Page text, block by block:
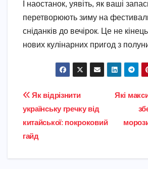
І наостанок, уявіть, як ваші
перетворюють зиму на
сніданків до вечірок. Це не
нових кулінарних пригод з
Навігація
записів
Які
Як відрізнити
українську гречку від
китайської: покроковий
гайд